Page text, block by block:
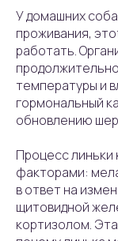
У домашних
проживания,
работать.
температуры и
гормональный
обновлению
Процесс линьки
факторами:
в ответ на
щитовидной
кортизолом.